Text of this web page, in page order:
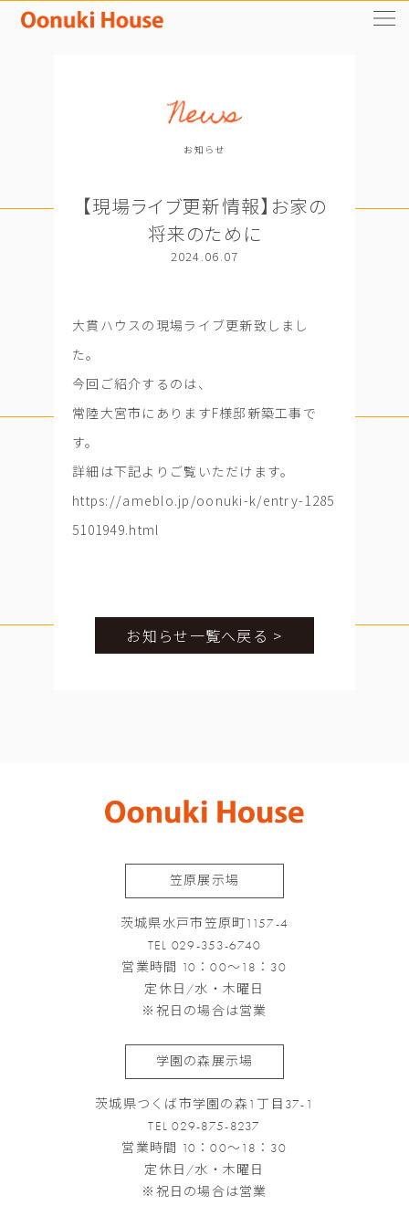
お知らせ
【現場ライブ更新情報】お家の
将来のために
2024.06.07
大貫ハウスの現場ライブ更新致しまし
た。
今回ご紹介するのは、
常陸大宮市にありますF様邸新築工事で
す。
詳細は下記よりご覧いただけます。
https://ameblo.jp/oonuki-k/entry-1285
5101949.html
お知らせ一覧へ戻る >
笠原展示場
茨城県水戸市笠原町1157-4
TEL 029-353-6740
営業時間 10：00～18：30
定休日/水・木曜日
※祝日の場合は営業
学園の森展示場
茨城県つくば市学園の森1丁目37-1
TEL 029-875-8237
営業時間 10：00～18：30
定休日/水・木曜日
※祝日の場合は営業